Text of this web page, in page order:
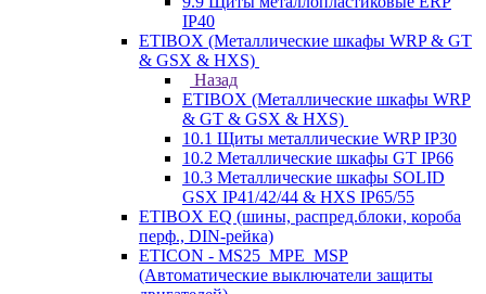
IP40
ETIBOX (Металлические шкафы WRP & GT
& GSX & HXS)
Назад
ETIBOX (Металлические шкафы WRP
& GT & GSX & HXS)
10.1 Щиты металлические WRP IP30
10.2 Металлические шкафы GT IP66
10.3 Металлические шкафы SOLID
GSX IP41/42/44 & HXS IP65/55
ETIBOX EQ (шины, распред.блоки, короба
перф., DIN-рейка)
ETICON - MS25_MPE_MSP
(Автоматические выключатели защиты